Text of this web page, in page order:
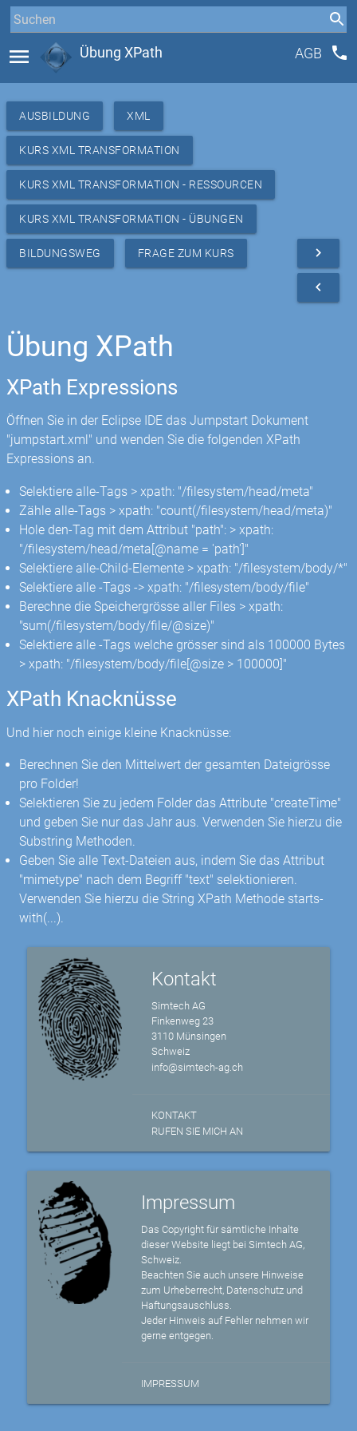
menu Übung XPath AGB phone
AUSBILDUNG XML
KURS XML TRANSFORMATION
KURS XML TRANSFORMATION - RESSOURCEN
KURS XML TRANSFORMATION - ÜBUNGEN
BILDUNGSWEG FRAGE ZUM KURS navigate_next
navigate_before
Übung XPath
XPath Expressions
Öffnen Sie in der Eclipse IDE das Jumpstart Dokument
"jumpstart.xml" und wenden Sie die folgenden XPath
Expressions an.
Selektiere alle-Tags > xpath: "/filesystem/head/meta"
Zähle alle-Tags > xpath: "count(/filesystem/head/meta)"
Hole den-Tag mit dem Attribut "path": > xpath:
"/filesystem/head/meta[@name = 'path']"
Selektiere alle-Child-Elemente > xpath: "/filesystem/body/*"
Selektiere alle-Tags -> xpath: "/filesystem/body/file"
Berechne die Speichergrösse aller Files > xpath:
"sum(/filesystem/body/file/@size)"
Selektiere alle-Tags welche grösser sind als 100000 Bytes
> xpath: "/filesystem/body/file[@size > 100000]"
XPath Knacknüsse
Und hier noch einige kleine Knacknüsse:
Berechnen Sie den Mittelwert der gesamten Dateigrösse
pro Folder!
Selektieren Sie zu jedem Folder das Attribute "createTime"
und geben Sie nur das Jahr aus. Verwenden Sie hierzu die
Substring Methoden.
Geben Sie alle Text-Dateien aus, indem Sie das Attribut
"mimetype" nach dem Begriff "text" selektionieren.
Verwenden Sie hierzu die String XPath Methode starts-
with(...).
Kontakt
Simtech AG
Finkenweg 23
3110 Münsingen
Schweiz
info@simtech-ag.ch
KONTAKT
RUFEN SIE MICH AN
Impressum
Das Copyright für sämtliche Inhalte
dieser Website liegt bei Simtech AG,
Schweiz.
Beachten Sie auch unsere Hinweise
zum Urheberrecht, Datenschutz und
Haftungsauschluss.
Jeder Hinweis auf Fehler nehmen wir
gerne entgegen.
IMPRESSUM